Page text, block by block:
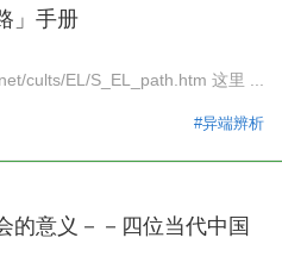
」手册
cults/EL/S_EL_path.htm 这里 ...
#异端辨析
的意义－－四位当代中国